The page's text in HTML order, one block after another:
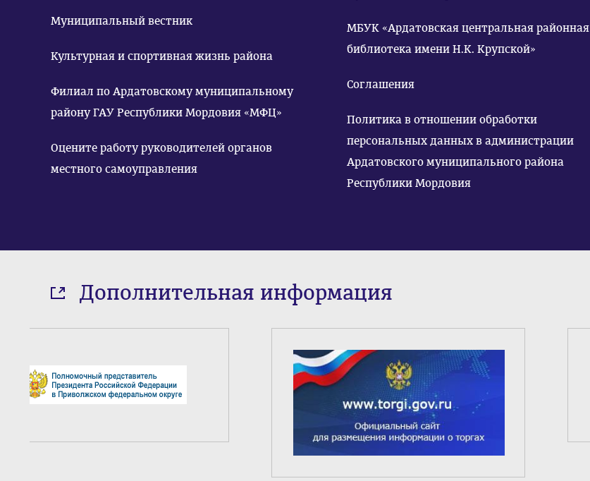
Муниципальный вестник
Культурная и спортивная жизнь района
Филиал по Ардатовскому муниципальному
району ГАУ Республики Мордовия «МФЦ»
Оцените работу руководителей органов
местного самоуправления
МБУК «Ардатовская центральная районная
библиотека имени Н.К. Крупской»
Соглашения
Политика в отношении обработки
персональных данных в администрации
Ардатовского муниципального района
Республики Мордовия
Дополнительная информация